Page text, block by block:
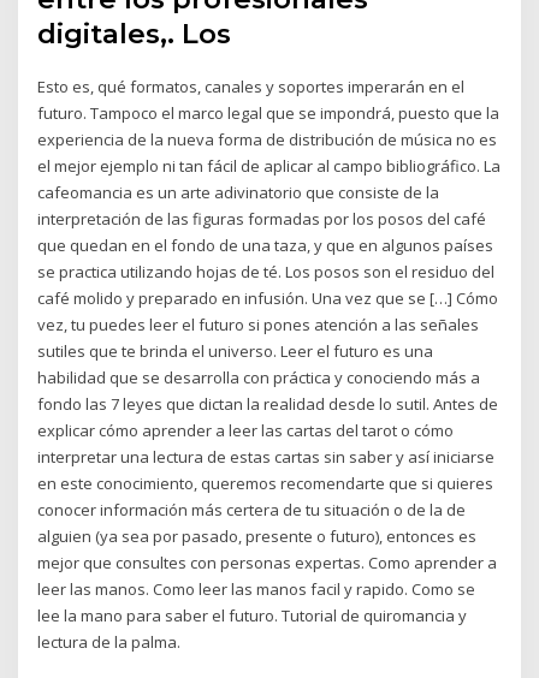
digitales,. Los
Esto es, qué formatos, canales y soportes imperarán en el
futuro. Tampoco el marco legal que se impondrá, puesto que la
experiencia de la nueva forma de distribución de música no es
el mejor ejemplo ni tan fácil de aplicar al campo bibliográfico. La
cafeomancia es un arte adivinatorio que consiste de la
interpretación de las figuras formadas por los posos del café
que quedan en el fondo de una taza, y que en algunos países
se practica utilizando hojas de té. Los posos son el residuo del
café molido y preparado en infusión. Una vez que se […] Cómo
vez, tu puedes leer el futuro si pones atención a las señales
sutiles que te brinda el universo. Leer el futuro es una
habilidad que se desarrolla con práctica y conociendo más a
fondo las 7 leyes que dictan la realidad desde lo sutil. Antes de
explicar cómo aprender a leer las cartas del tarot o cómo
interpretar una lectura de estas cartas sin saber y así iniciarse
en este conocimiento, queremos recomendarte que si quieres
conocer información más certera de tu situación o de la de
alguien (ya sea por pasado, presente o futuro), entonces es
mejor que consultes con personas expertas. Como aprender a
leer las manos. Como leer las manos facil y rapido. Como se
lee la mano para saber el futuro. Tutorial de quiromancia y
lectura de la palma.